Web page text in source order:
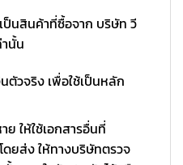
ป็นสินค้าที่ซื้อจาก บริษัท วี
นั้น
ตัวจริง เพื่อใช้เป็นหลัก
ให้ใช้เอกสารอื่นที่
ยส่ง ให้ทางบริษัทตรวจ